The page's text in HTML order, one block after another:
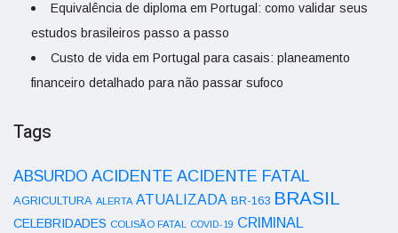
Equivalência de diploma em Portugal: como validar seus
estudos brasileiros passo a passo
Custo de vida em Portugal para casais: planeamento
financeiro detalhado para não passar sufoco
Tags
ABSURDO ACIDENTE ACIDENTE FATAL
AGRICULTURA ALERTA ATUALIZADA BR-163 BRASIL
CELEBRIDADES COLISÃO FATAL COVID-19 CRIMINAL